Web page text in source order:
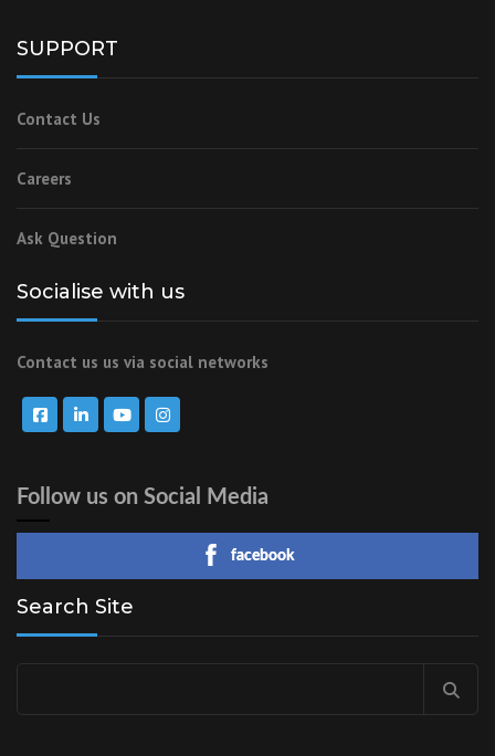
SUPPORT
Contact Us
Careers
Ask Question
Socialise with us
Contact us us via social networks
Follow us on Social Media
facebook
Search Site